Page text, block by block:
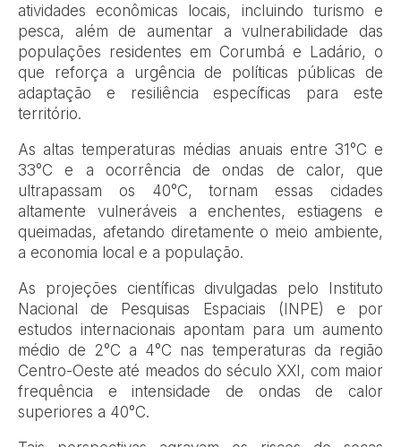
atividades econômicas locais, incluindo turismo e
pesca, além de aumentar a vulnerabilidade das
populações residentes em Corumbá e Ladário, o
que reforça a urgência de políticas públicas de
adaptação e resiliência específicas para este
território.
As altas temperaturas médias anuais entre 31°C e
33°C e a ocorrência de ondas de calor, que
ultrapassam os 40°C, tornam essas cidades
altamente vulneráveis a enchentes, estiagens e
queimadas, afetando diretamente o meio ambiente,
a economia local e a população.
As projeções científicas divulgadas pelo Instituto
Nacional de Pesquisas Espaciais (INPE) e por
estudos internacionais apontam para um aumento
médio de 2°C a 4°C nas temperaturas da região
Centro-Oeste até meados do século XXI, com maior
frequência e intensidade de ondas de calor
superiores a 40°C.